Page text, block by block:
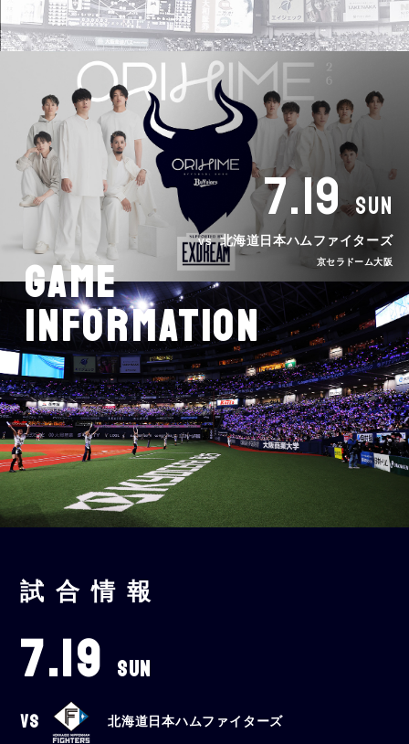
7.19 SUN
VS 北海道日本ハムファイターズ
京セラドーム大阪
GAME
INFORMATION
試合情報
7.19 SUN
VS 北海道日本ハムファイターズ